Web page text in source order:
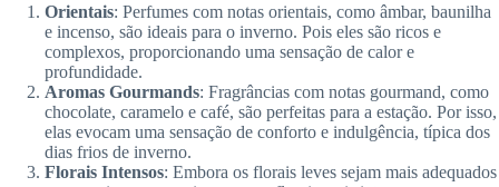
Orientais: Perfumes com notas orientais, como âmbar, baunilha
e incenso, são ideais para o inverno. Pois eles são ricos e
complexos, proporcionando uma sensação de calor e
profundidade.
Aromas Gourmands: Fragrâncias com notas gourmand, como
chocolate, caramelo e café, são perfeitas para a estação. Por isso,
elas evocam uma sensação de conforto e indulgência, típica dos
dias frios de inverno.
Florais Intensos: Embora os florais leves sejam mais adequados